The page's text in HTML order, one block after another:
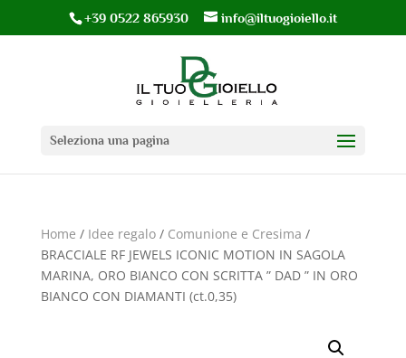
+39 0522 865930 info@iltuogioiello.it
Seleziona una pagina
Home / Idee regalo/ Comunione e Cresima /
BRACCIALE RF JEWELS ICONIC MOTION IN SAGOLA
MARINA, ORO BIANCO CON SCRITTA ” DAD ” IN ORO
BIANCO CON DIAMANTI (ct.0,35)